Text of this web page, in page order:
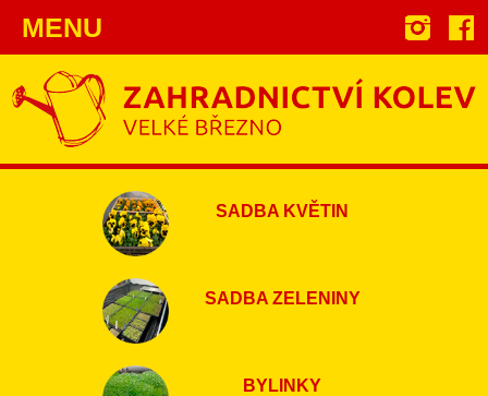
MENU
SADBA KVĚTIN
SADBA ZELENINY
BYLINKY